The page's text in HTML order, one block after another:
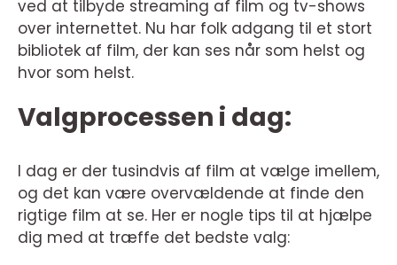
ved at tilbyde streaming af film og tv-shows
over internettet. Nu har folk adgang til et stort
bibliotek af film, der kan ses når som helst og
hvor som helst.
Valgprocessen i dag:
I dag er der tusindvis af film at vælge imellem,
og det kan være overvældende at finde den
rigtige film at se. Her er nogle tips til at hjælpe
dig med at træffe det bedste valg: